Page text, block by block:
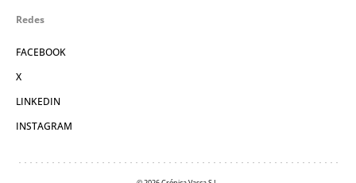
Redes
FACEBOOK
X
LINKEDIN
INSTAGRAM